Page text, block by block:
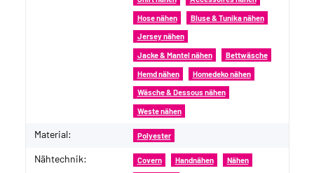
Hose nähen Bluse & Tunika nähen
Jersey nähen
Jacke & Mantel nähen Bettwäsche
Hemd nähen Homedeko nähen
Wäsche & Dessous nähen
Weste nähen
Material: Polyester
Nähtechnik: Covern Handnähen Nähen